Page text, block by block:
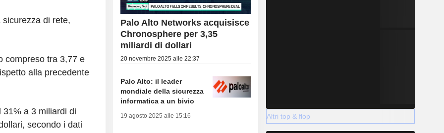
di rete,
compreso tra 3,77 e
alla precedente
a 3 miliardi di
secondo i dati
Palo Alto Networks acquisisce
Chronosphere per 3,35
miliardi di dollari
20 novembre 2025 alle 22:37
Palo Alto: il leader
mondiale della sicurezza
informatica a un bivio
19 agosto 2025 alle 15:16 Altri top & flop